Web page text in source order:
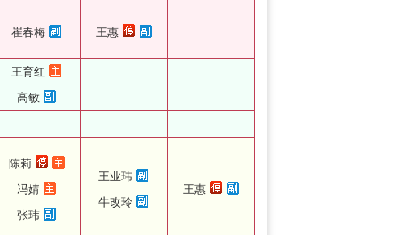
崔春梅 王惠
王育红
高敏
陈莉
冯婧
张玮
王业玮
牛改玲
王惠